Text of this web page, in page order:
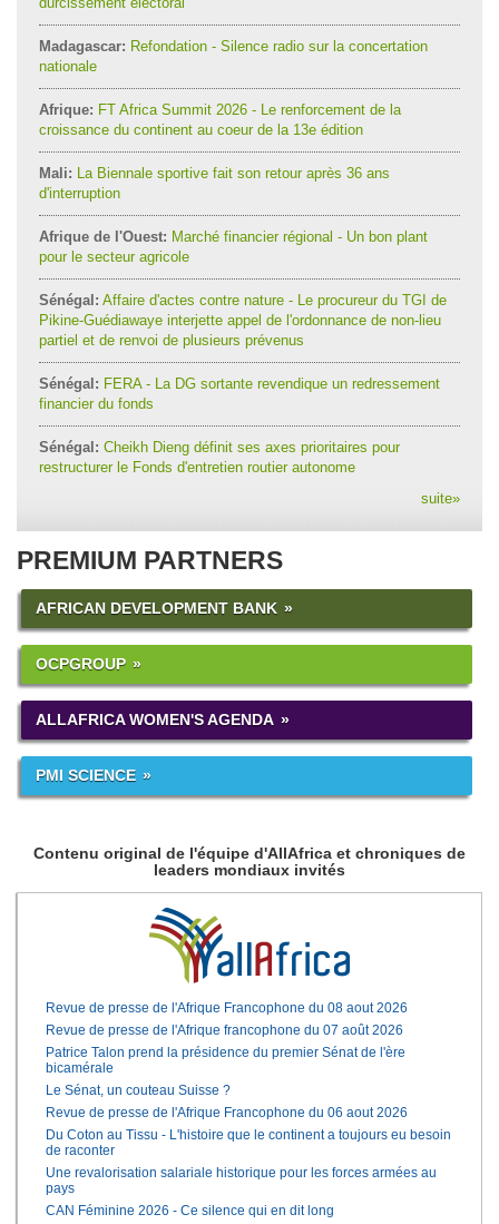
Madagascar: Refondation - Silence radio sur la concertation
nationale
Afrique: FT Africa Summit 2026 - Le renforcement de la
croissance du continent au coeur de la 13e édition
Mali: La Biennale sportive fait son retour après 36 ans
d'interruption
Afrique de l'Ouest: Marché financier régional - Un bon plant
pour le secteur agricole
Sénégal: Affaire d'actes contre nature - Le procureur du TGI de
Pikine-Guédiawaye interjette appel de l'ordonnance de non-lieu
partiel et de renvoi de plusieurs prévenus
Sénégal: FERA - La DG sortante revendique un redressement
financier du fonds
Sénégal: Cheikh Dieng définit ses axes prioritaires pour
restructurer le Fonds d'entretien routier autonome
suite»
PREMIUM PARTNERS
AFRICAN DEVELOPMENT BANK
OCPGROUP
ALLAFRICA WOMEN'S AGENDA
PMI SCIENCE
Contenu original de l'équipe d'AllAfrica et chroniques de
leaders mondiaux invités
Revue de presse de l'Afrique Francophone du 08 aout 2026
Revue de presse de l'Afrique francophone du 07 août 2026
Patrice Talon prend la présidence du premier Sénat de l'ère
bicamérale
Le Sénat, un couteau Suisse ?
Revue de presse de l'Afrique Francophone du 06 aout 2026
Du Coton au Tissu - L'histoire que le continent a toujours eu besoin
de raconter
Une revalorisation salariale historique pour les forces armées au
pays
CAN Féminine 2026 - Ce silence qui en dit long